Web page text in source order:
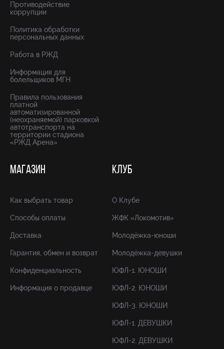
Противодействие
коррупции
Политика обработки
персональных данных
Работа в РЖД
Информация для
болельщиков МГН
Правила пользования
платной
автоматизированной
(неохраняемой) парковкой
автотранспорта на
территории стадиона
«РЖД Арена»
МАГАЗИН
Как выбрать товар
Способы оплаты
Доставка
Гарантия, обмен и возврат
Конфиденциальность
Информация о продавце
КЛУБ
О Клубе
ЖФК «Локомотив»
Молодёжка-юноши
Молодёжка-девушки
ЮФЛ-1. ЮНОШИ
ЮФЛ-2. ЮНОШИ
ЮФЛ-3. ЮНОШИ
ЮФЛ-1. ДЕВУШКИ
ЮФЛ-2. ДЕВУШКИ